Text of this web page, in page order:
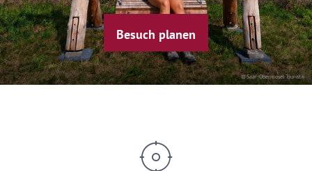
© Saar-Obermosel-Touristik
Besuch planen